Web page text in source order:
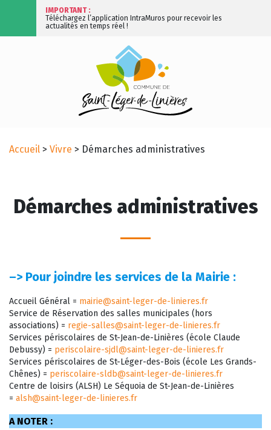
IMPORTANT :
Téléchargez l’application IntraMuros pour recevoir les
actualités en temps réel !
Accueil > Vivre > Démarches administratives
Démarches administratives
–> Pour joindre les services de la Mairie :
Accueil Général = mairie@saint-leger-de-linieres.fr
Service de Réservation des salles municipales (hors
associations) = regie-salles@saint-leger-de-linieres.fr
Services périscolaires de St-Jean-de-Linières (école Claude
Debussy) = periscolaire-sjdl@saint-leger-de-linieres.fr
Services périscolaires de St-Léger-des-Bois (école Les Grands-
Chênes) = periscolaire-sldb@saint-leger-de-linieres.fr
Centre de loisirs (ALSH) Le Séquoia de St-Jean-de-Linières
= alsh@saint-leger-de-linieres.fr
A NOTER :